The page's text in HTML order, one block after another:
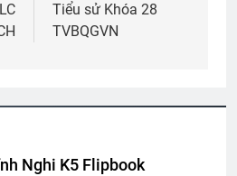
Phạm Bá Cát K13
Tiểu sử Khóa 28
TVBQGVN
Nghi K5 Flipbook